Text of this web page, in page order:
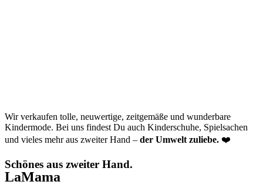
Wir verkaufen tolle, neuwertige, zeitgemäße und wunderbare
Kindermode. Bei uns findest Du auch Kinderschuhe, Spielsachen
und vieles mehr aus zweiter Hand – der Umwelt zuliebe. ❤️
Schönes aus zweiter Hand.
LaMama